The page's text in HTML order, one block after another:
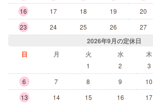
16
17 18 19 20
23
24 25 26 27
2026年9月の定休日
日
月 火 水 木
1 2 3
6
7 8 9 10
13
14 15 16 17